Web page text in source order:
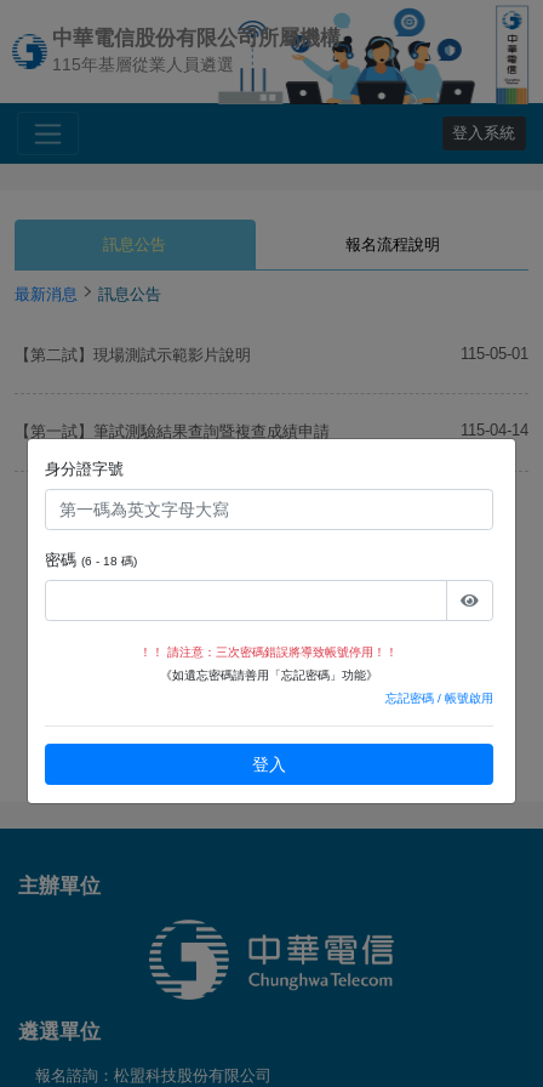
中華電信股份有限公司所屬機構
115年基層從業人員遴選
登入系統
訊息公告 報名流程說明
最新消息 訊息公告
【第二試】現場測試示範影片說明 115-05-01
【第一試】筆試測驗結果查詢暨複查成績申請 115-04-14
主辦單位
遴選單位
報名諮詢：松盟科技股份有限公司
身分證字號
密碼 (6 - 18 碼)
！！ 請注意：三次密碼錯誤將導致帳號停用！！
《如遺忘密碼請善用「忘記密碼」功能》
忘記密碼 / 帳號啟用
登入